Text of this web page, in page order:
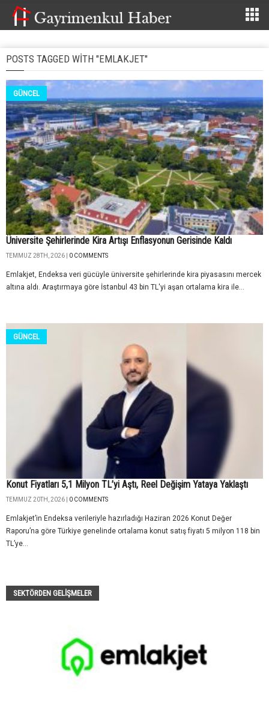
POSTS TAGGED WITH "EMLAKJET"
GÜNCEL
Üniversite Şehirlerinde Kira Artışı Enflasyonun Gerisinde Kaldı
TEMMUZ 28TH, 2026 | 0 COMMENTS
Emlakjet, Endeksa veri gücüyle üniversite şehirlerinde kira piyasasını mercek
altına aldı. Araştırmaya göre İstanbul 43 bin TL'yi aşan ortalama kira ile...
GÜNCEL
Konut Fiyatları 5,1 Milyon TL’yi Aştı, Reel Değişim Yataya Yaklaştı
TEMMUZ 20TH, 2026 | 0 COMMENTS
Emlakjet’in Endeksa verileriyle hazırladığı Haziran 2026 Konut Değer
Raporu’na göre Türkiye genelinde ortalama konut satış fiyatı 5 milyon 118 bin
TL’ye...
SEKTÖRDEN GELIŞMELER